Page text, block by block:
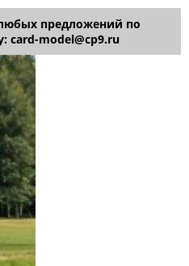
предложений по
card-model@cp9.ru